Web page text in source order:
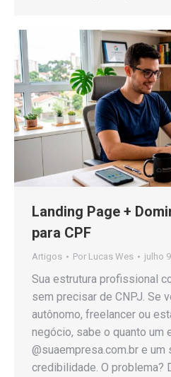
Landing Page +
para CPF
Artigos Por Lucas Wes julho
Sua estrutura profissional
sem precisar de CNPJ. Se
autônomo, freelancer ou
negócio, sabe o quanto um
@suaempresa.com.br e
credibilidade. O problema?